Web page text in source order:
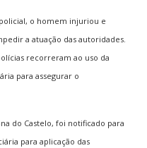
o homem injuriou e
a atuação das autoridades.
recorreram ao uso da
para assegurar o
do Castelo, foi notificado para
para aplicação das